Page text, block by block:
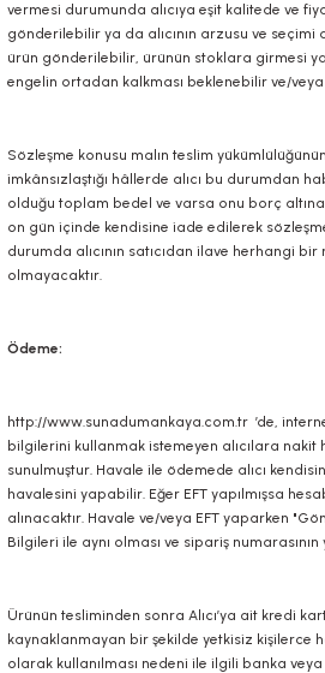
vermesi durumunda alıcıya eşit kalitede ve
gönderilebilir ya da alıcının arzusu ve
ürün gönderilebilir, ürünün stoklara girmesi
engelin ortadan kalkması beklenebilir ve/
Sözleşme konusu malın teslim
imkânsızlaştığı hâllerde alıcı bu durumdan
olduğu toplam bedel ve varsa onu borç
on gün içinde kendisine iade edilerek
durumda alıcının satıcıdan ilave herhangi
olmayacaktır.
Ödeme:
http://www.sunadumankaya.com.tr ’de,
bilgilerini kullanmak istemeyen alıcılara nakit
sunulmuştur. Havale ile ödemede alıcı
havalesini yapabilir. Eğer EFT yapılmışsa
alınacaktır. Havale ve/veya EFT yaparken
Bilgileri ile aynı olması ve sipariş
Ürünün tesliminden sonra Alıcı’ya ait kredi
kaynaklanmayan bir şekilde yetkisiz kişilerce
olarak kullanılması nedeni ile ilgili banka